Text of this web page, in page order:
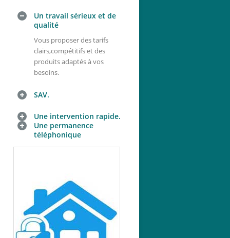
Un travail sérieux et de
qualité
Vous proposer des tarifs
clairs,compétitifs et des
produits adaptés à vos
besoins.
SAV.
Une intervention rapide.
Une permanence
téléphonique